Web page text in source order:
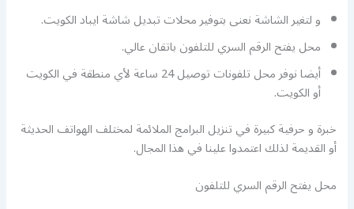
و لتغير الشاشة نعنى بتوفير محلات تبديل شاشة ايباد الكويت.
محل يفتح الرقم السري للتلفون باتقان عالي.
أيضا نوفر محل تلفونات توصيل 24 ساعة لأي منطقة في الكويت
أو الكويت.
خبرة و حرفية كبيرة في تنزيل البرامج الملائمة لمختلف الهواتف الحديثة
أو القديمة لذلك اعتمدوا علينا في هذا المجال.
محل يفتح الرقم السري للتلفون